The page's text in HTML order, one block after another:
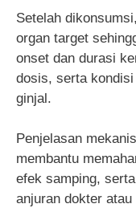
Setelah
organ target
onset dan durasi
dosis, serta
ginjal.
Penjelasan
membantu
efek samping,
anjuran dokter